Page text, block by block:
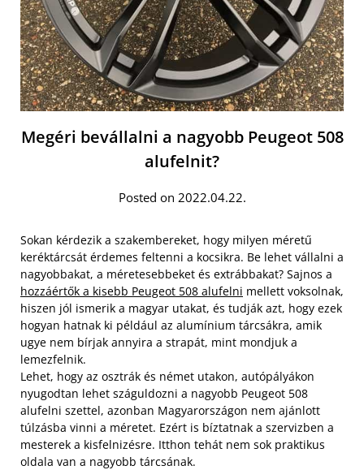
Megéri bevállalni a nagyobb Peugeot 508
alufelnit?
Posted on 2022.04.22.
Sokan kérdezik a szakembereket, hogy milyen méretű
keréktárcsát érdemes feltenni a kocsikra. Be lehet vállalni a
nagyobbakat, a méretesebbeket és extrábbakat? Sajnos a
hozzáértők a kisebb Peugeot 508 alufelni mellett voksolnak,
hiszen jól ismerik a magyar utakat, és tudják azt, hogy ezek
hogyan hatnak ki például az alumínium tárcsákra, amik
ugye nem bírjak annyira a strapát, mint mondjuk a
lemezfelnik.
Lehet, hogy az osztrák és német utakon, autópályákon
nyugodtan lehet száguldozni a nagyobb Peugeot 508
alufelni szettel, azonban Magyarországon nem ajánlott
túlzásba vinni a méretet. Ezért is bíztatnak a szervizben a
mesterek a kisfelnizésre. Itthon tehát nem sok praktikus
oldala van a nagyobb tárcsának.